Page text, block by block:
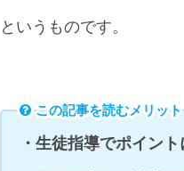
というものです。
この記事を読むメリット
・生徒指導でポイン